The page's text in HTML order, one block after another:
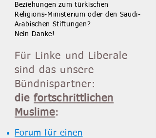
Beziehungen zum türkischen
Religions-Ministerium oder den Saudi-
Arabischen Stiftungen?
Nein Danke!
Für Linke und Liberale
sind das unsere
Bündnispartner:
die fortschrittlichen
Muslime:
Forum für einen